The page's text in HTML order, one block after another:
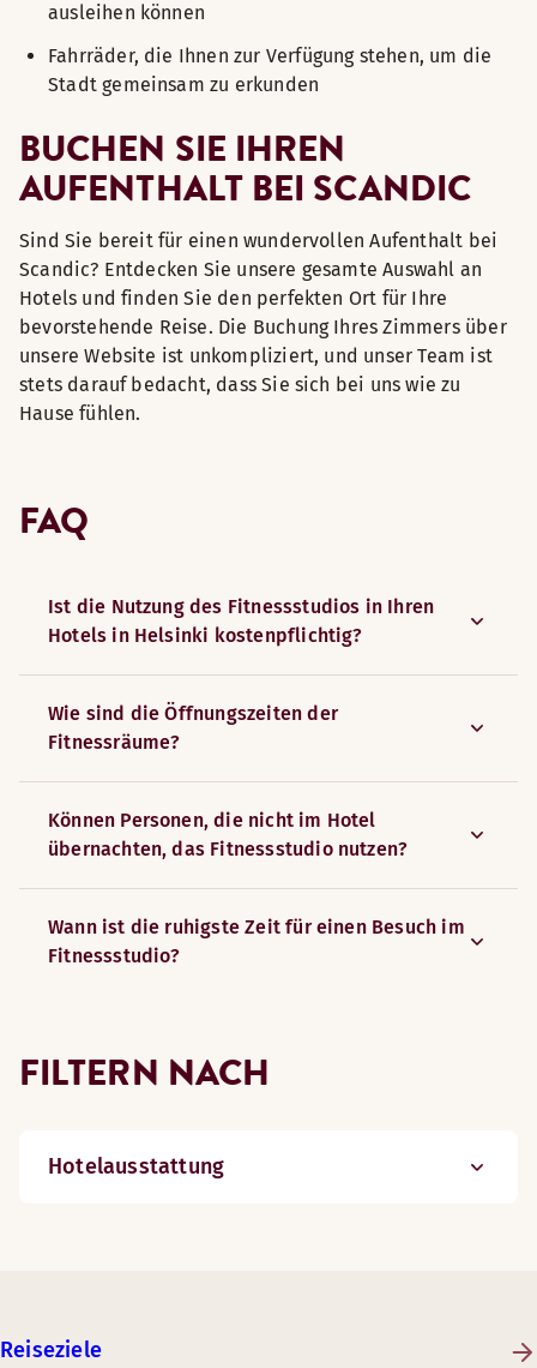
ausleihen können
Fahrräder, die Ihnen zur Verfügung stehen, um die
Stadt gemeinsam zu erkunden
BUCHEN SIE IHREN
AUFENTHALT BEI SCANDIC
Sind Sie bereit für einen wundervollen Aufenthalt bei
Scandic? Entdecken Sie unsere gesamte Auswahl an
Hotels und finden Sie den perfekten Ort für Ihre
bevorstehende Reise. Die Buchung Ihres Zimmers über
unsere Website ist unkompliziert, und unser Team ist
stets darauf bedacht, dass Sie sich bei uns wie zu
Hause fühlen.
FAQ
Ist die Nutzung des Fitnessstudios in Ihren
Hotels in Helsinki kostenpflichtig?
Wie sind die Öffnungszeiten der
Fitnessräume?
Können Personen, die nicht im Hotel
übernachten, das Fitnessstudio nutzen?
Wann ist die ruhigste Zeit für einen Besuch im
Fitnessstudio?
FILTERN NACH
Hotelausstattung
Reiseziele